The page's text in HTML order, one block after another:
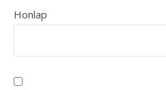
Honlap